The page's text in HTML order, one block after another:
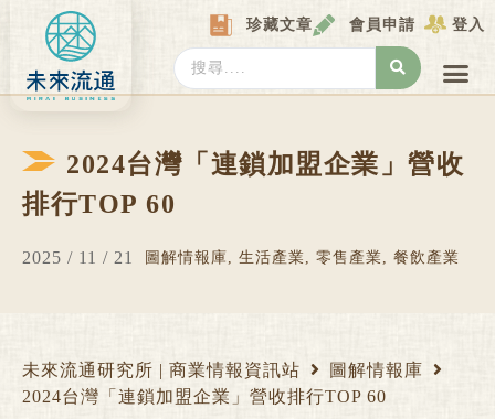
content
珍藏文章 會員申請 登入
Search
...
2024台灣「連鎖加盟企業」營收
排行TOP 60
2025 / 11 / 21 圖解情報庫 , 生活產業, 零售產業, 餐飲產業
未來流通研究所 | 商業情報資訊站
圖解情報庫
2024台灣「連鎖加盟企業」營收排行TOP 60